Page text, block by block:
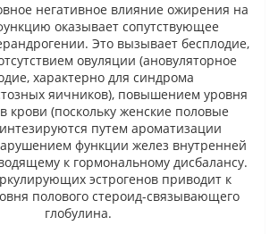
негативное влияние ожирения на
оказывает сопутствующее
Это вызывает бесплодие,
овуляции (ановуляторное
характерно для синдрома
яичников), повышением уровня
крови (поскольку женские половые
путем ароматизации
функции желез внутренней
к гормональному дисбалансу.
эстрогенов приводит к
полового стероид-связывающего
глобулина.